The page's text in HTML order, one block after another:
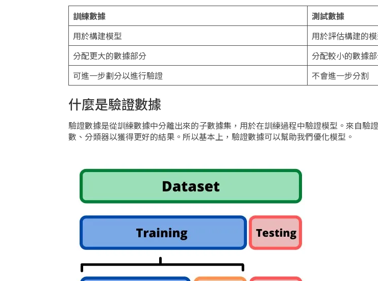
訓練數據
測試數據
用於構建模型
用於評估構建的
分配更大的數據部分
分配較小的數據
可進一步劃分以進行驗證
不會進一步分割
什麼是驗證數據
驗證數據是從訓練數據中分離出來的子數據集，用於在訓練過程中驗證模型。來自驗
數、分類器以獲得更好的結果。所以基本上，驗證數據可以幫助我們優化模型。